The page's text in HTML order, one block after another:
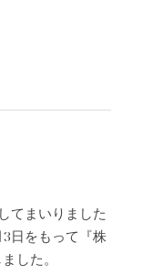
てまいりました
日をもって『株
した。